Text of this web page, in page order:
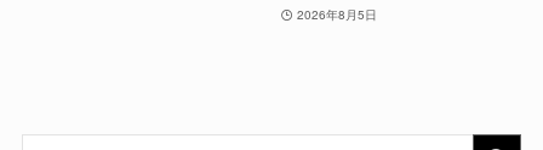
2026年8月5日